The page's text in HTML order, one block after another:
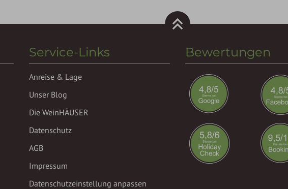
Service-Links
Anreise & Lage
Unser Blog
Die WeinHÄUSER
Datenschutz
AGB
Impressum
Datenschutzeinstellung anpassen
Bewertungen